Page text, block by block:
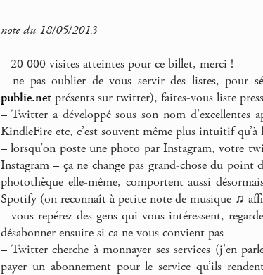
note du 18/05/2013
– 20 000 visites atteintes pour ce billet, merci !
– ne pas oublier de vous servir des listes, pour
publie.net présents sur twitter), faites-vous liste
– Twitter a développé sous son nom
KindleFire etc, c’est souvent même plus intuitif qu’à
– lorsqu’on poste une photo par Instagram, votre
Instagram – ça ne change pas grand-chose du
photothèque elle-même, comportent aussi
Spotify (on reconnaît à petite note de musique ♫
– vous repérez des gens qui vous intéressent,
désabonner ensuite si ca ne vous convient pas
– Twitter cherche à monnayer ses services (j’en
payer un abonnement pour le service qu’ils